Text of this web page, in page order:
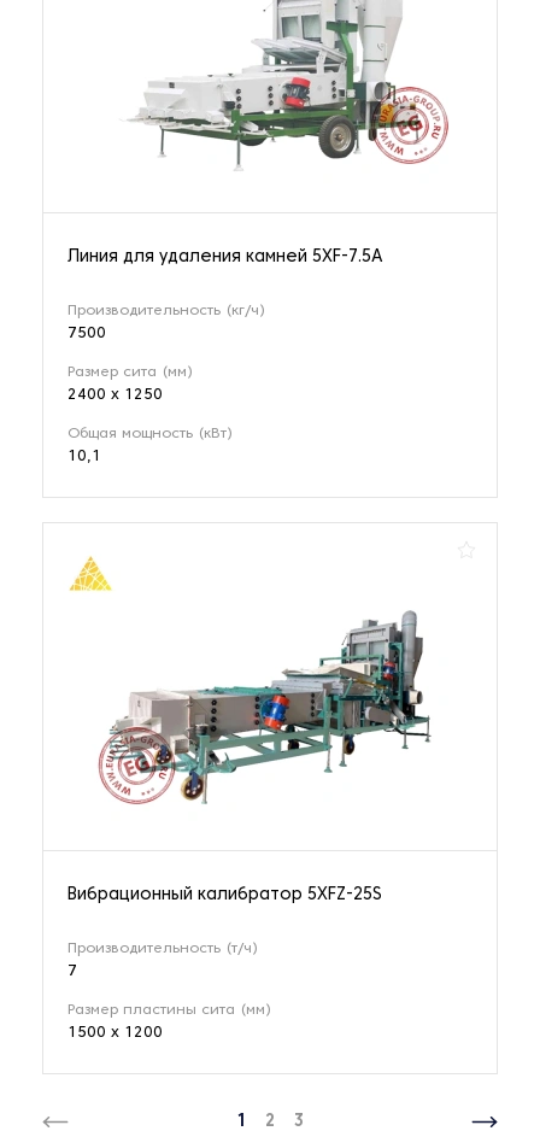
Линия для удаления камней 5XF-7.5A
Производительность (кг/ч)
7500
Размер сита (мм)
2400 х 1250
Общая мощность (кВт)
10,1
Вибрационный калибратор 5XFZ-25S
Производительность (т/ч)
7
Размер пластины сита (мм)
1500 х 1200
1 2 3